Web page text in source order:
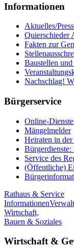
Informationen
Aktuelles/
Quierschieder
Fakten zur
Baustellen
Nachschlag!
Bürgerservice
Online-
Mängelmelder
Heiraten in
Bürgerdienste:
Service des
(Öffentliche)
Rathaus & Service
Informationen
Wirtschaft,
Bauen & Soziales
Wirtschaft &